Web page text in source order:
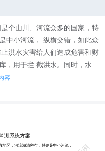
横交错，如此众
。同时，水库
，为人们防护洪水灾害的同时
期，长时间，大范围的强降雨
容